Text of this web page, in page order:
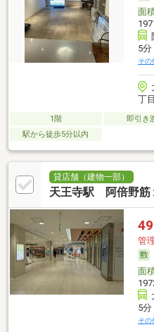
面
5分
その
丁目
1階 即引き
駅から徒歩5分以内
貸店舗（建物一部）
天王寺駅 阿倍野
管
面
5分
その